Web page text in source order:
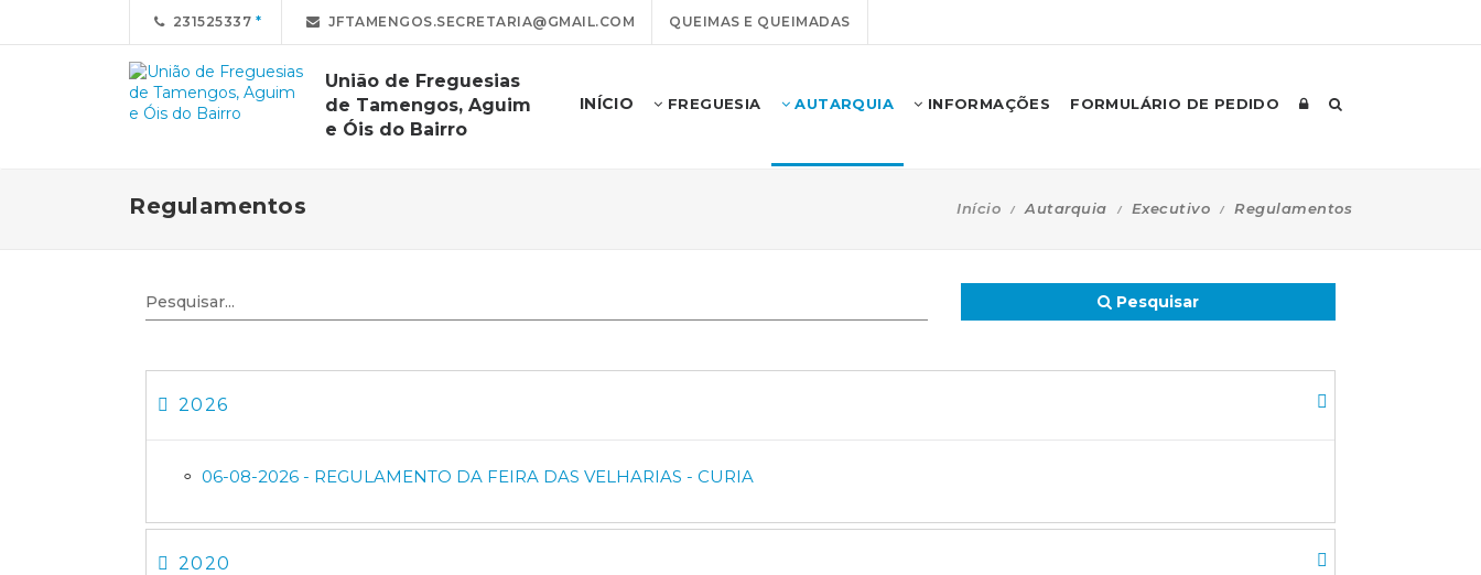
231525337 JFTAMENGOS.SECRETARIA@GMAIL.COM QUEIMAS E QUEIMADAS
União de Freguesias
de Tamengos, Aguim
e Óis do Bairro
INÍCIO FREGUESIA AUTARQUIA INFORMAÇÕES FORMULÁRIO DE PEDIDO
Regulamentos Início Autarquia Executivo Regulamentos
Pesquisar
2026
06-08-2026 - REGULAMENTO DA FEIRA DAS VELHARIAS - CURIA
2020